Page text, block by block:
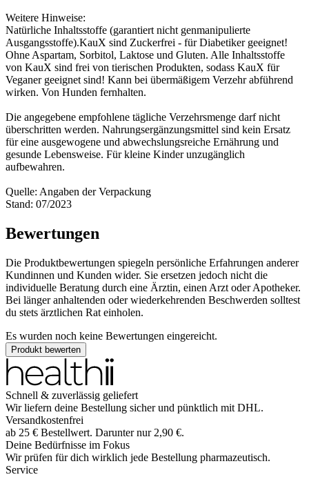
Weitere Hinweise:
Natürliche Inhaltsstoffe (garantiert nicht genmanipulierte
Ausgangsstoffe).KauX sind Zuckerfrei - für Diabetiker geeignet!
Ohne Aspartam, Sorbitol, Laktose und Gluten. Alle Inhaltsstoffe
von KauX sind frei von tierischen Produkten, sodass KauX für
Veganer geeignet sind! Kann bei übermäßigem Verzehr abführend
wirken. Von Hunden fernhalten.
Die angegebene empfohlene tägliche Verzehrsmenge darf nicht
überschritten werden. Nahrungsergänzungsmittel sind kein Ersatz
für eine ausgewogene und abwechslungsreiche Ernährung und
gesunde Lebensweise. Für kleine Kinder unzugänglich
aufbewahren.
Quelle: Angaben der Verpackung
Stand: 07/2023
Bewertungen
Die Produktbewertungen spiegeln persönliche Erfahrungen anderer
Kundinnen und Kunden wider. Sie ersetzen jedoch nicht die
individuelle Beratung durch eine Ärztin, einen Arzt oder Apotheker.
Bei länger anhaltenden oder wiederkehrenden Beschwerden solltest
du stets ärztlichen Rat einholen.
Es wurden noch keine Bewertungen eingereicht.
Produkt bewerten
Schnell & zuverlässig geliefert
Wir liefern deine Bestellung sicher und pünktlich mit DHL.
Versandkostenfrei
ab 25 € Bestellwert. Darunter nur 2,90 €.
Deine Bedürfnisse im Fokus
Wir prüfen für dich wirklich jede Bestellung pharmazeutisch.
Service